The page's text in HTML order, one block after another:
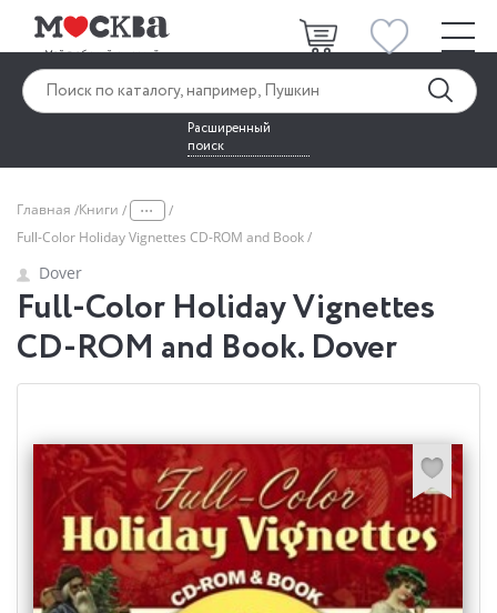
Расширенный
поиск
Главная Книги ...
Full-Color Holiday Vignettes CD-ROM and Book
Dover
Full-Color Holiday Vignettes
CD-ROM and Book. Dover